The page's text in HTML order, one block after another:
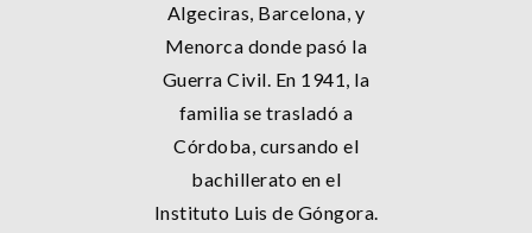
Algeciras, Barcelona, y
Menorca donde pasó la
Guerra Civil. En 1941, la
familia se trasladó a
Córdoba, cursando el
bachillerato en el
Instituto Luis de Góngora.